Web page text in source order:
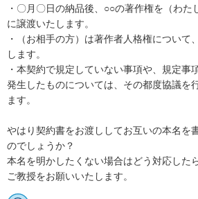
・〇月〇日の納品後、○○の著作権を（わた
に譲渡いたします。
・（お相手の方）は著作者人格権について
します。
・本契約で規定していない事項や、規定事
発生したものについては、その都度協議を
ます。
やはり契約書をお渡ししてお互いの本名を
のでしょうか？
本名を明かしたくない場合はどう対応した
ご教授をお願いいたします。